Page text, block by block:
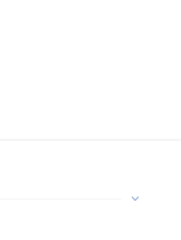
keyboard_arrow_down